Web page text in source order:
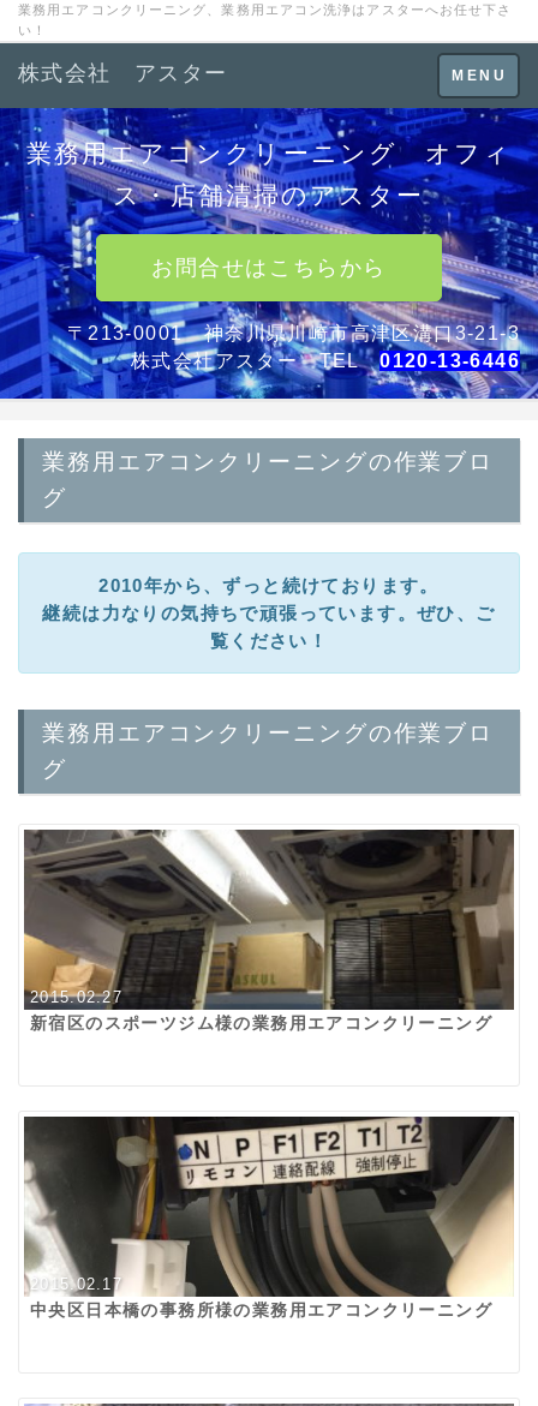
業務用エアコンクリーニング、業務用エアコン洗浄はアスターへお任せ下さ
い！
Toggle
navigation
MENU
株式会社 アスター
業務用エアコンクリーニング オフィ
ス・店舗清掃のアスター
お問合せはこちらから
〒213-0001 神奈川県川崎市高津区溝口3-21-3
株式会社アスター TEL0120-13-6446
業務用エアコンクリーニングの作業ブロ
グ
2010年から、ずっと続けております。
継続は力なりの気持ちで頑張っています。ぜひ、ご
覧ください！
業務用エアコンクリーニングの作業ブロ
グ
2015.02.27
新宿区のスポーツジム様の業務用エアコンクリーニング
2015.02.17
中央区日本橋の事務所様の業務用エアコンクリーニング